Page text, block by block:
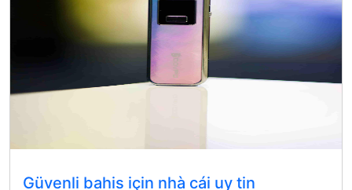
Güvenli bahis için nhà cái uy tin